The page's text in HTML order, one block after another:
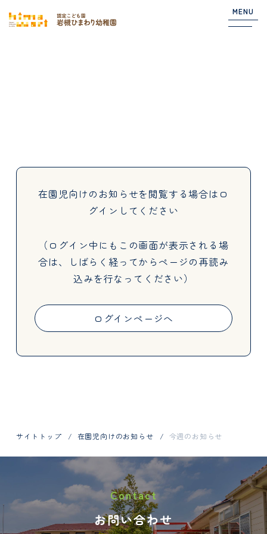
MENU
About
Activities
お問い合わせはお電話で
048-798-1404
在園児向けのお知らせを閲覧する場合は ロ
グインしてください
（ログイン中にもこの画面が表示される場
合は、しばらく経ってからページの再読み
込みを行なってください）
ログインページへ
サイトトップ 在園児向けのお知らせ 今週のお知らせ
Contact
お問い合わせ